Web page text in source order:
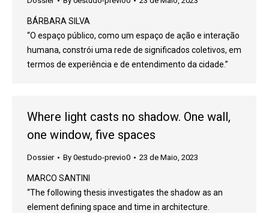
BÁRBARA SILVA
“O espaço público, como um espaço de ação e interação
humana, constrói uma rede de significados coletivos, em
termos de experiência e de entendimento da cidade.”
Where light casts no shadow. One wall,
one window, five spaces
Dossier By 0estudo-previo0 23 de Maio, 2023
MARCO SANTINI
“The following thesis investigates the shadow as an
element defining space and time in architecture.